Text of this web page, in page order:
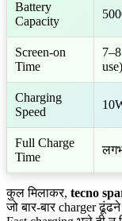
Battery
Capacity
Screen-on
Time
use)
Charging
Speed
Full Charge
Time
कुल मिलाकर, tecno
जो बार-बार charger